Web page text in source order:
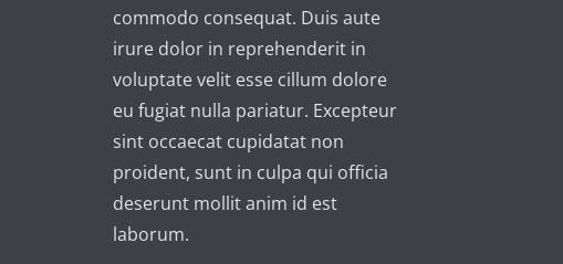
commodo consequat. Duis aute
irure dolor in reprehenderit in
voluptate velit esse cillum dolore
eu fugiat nulla pariatur. Excepteur
sint occaecat cupidatat non
proident, sunt in culpa qui officia
deserunt mollit anim id est
laborum.